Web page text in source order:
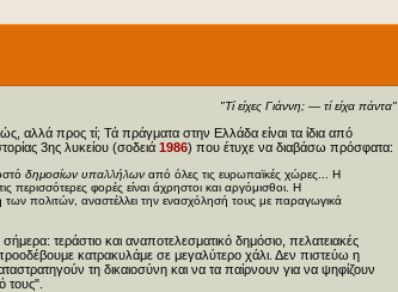
"Τί είχες Γιάννη; — τί είχα πάντα"
αλλά προς τί; Τά πράγματα στην Ελλάδα είναι τα ίδια από
3ης λυκείου (σοδειά 1986) που έτυχε να διαβάσω πρόσφατα:
δημοσίων υπαλλήλων από όλες τις ευρωπαϊκές χώρες... Η
φορές είναι άχρηστοι και αργόμισθοι. Η
των πολιτών, αναστέλλει την ενασχόλησή τους με παραγωγικά
τεράστιο και αναποτελεσματικό δημόσιο, πελατειακές
κατρακυλάμε σε μεγαλύτερο χάλι. Δεν πιστεύω η
τη δικαιοσύνη και να τα παίρνουν για να ψηφίζουν
τους".